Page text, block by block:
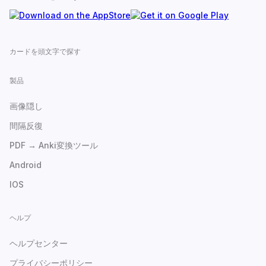
カードを頭文字で探す
製品
画像隠し
間隔反復
PDF → Anki変換ツール
Android
IOS
ヘルプ
ヘルプセンター
プライバシーポリシー